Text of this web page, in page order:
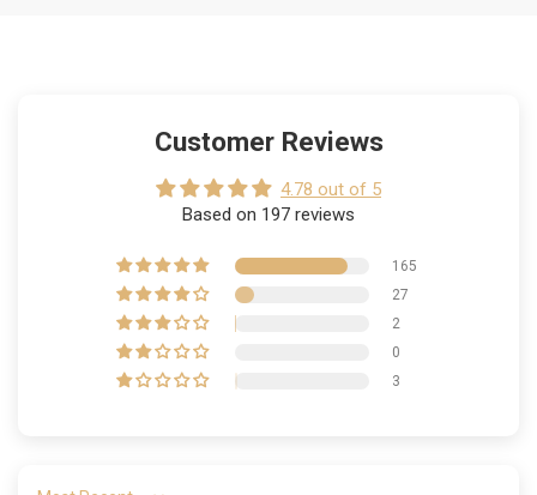
Customer Reviews
4.78 out of 5
Based on 197 reviews
165
27
2
0
3